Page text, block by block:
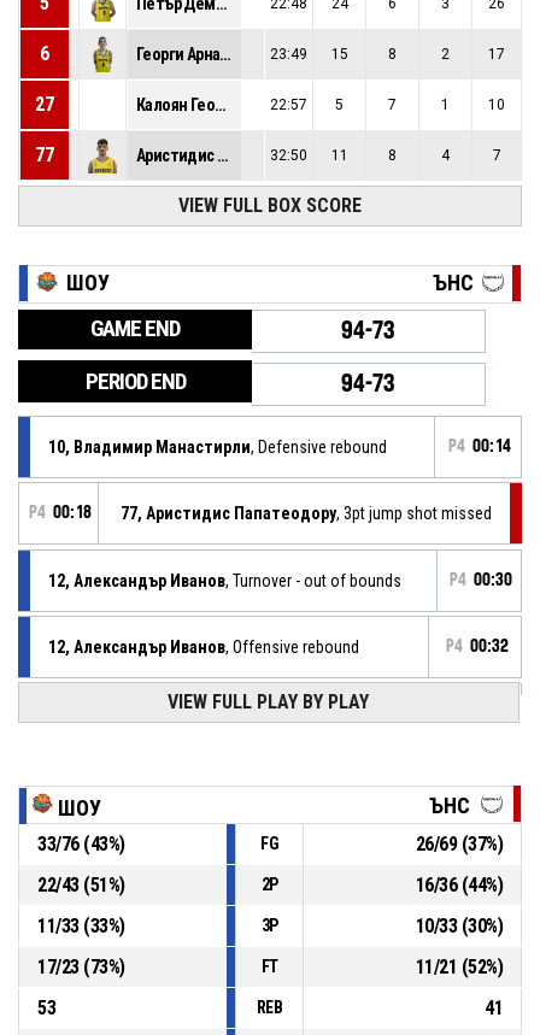
6 Георги Арнаудов 23:49 15 8 2 17
27 Калоян Георгиев 22:57 5 7 1 10
77 Аристидис Папатеодору 32:50 11 8 4 7
VIEW FULL BOX SCORE
ШОУ ЪНС
GAME END 94-73
PERIOD END 94-73
10, Владимир Манастирли, Defensive rebound P4 00:14
P4 00:18 77, Аристидис Папатеодору, 3pt jump shot missed
12, Александър Иванов, Turnover - out of bounds P4 00:30
12, Александър Иванов, Offensive rebound P4 00:32
35, Станислав Бънков, Free throw 2 of 2 missed
35, Станислав Бънков, Free throw 1 of 2 missed
35, Станислав Бънков , Foul on P4 00:32
P4 00:32 27, Калоян Георгиев , Personal foul
VIEW FULL PLAY BY PLAY
ШОУ ЪНС
33/76(43%) FG 26/69(37%)
22/43(51%) 2P 16/36(44%)
11/33(33%) 3P 10/33(30%)
17/23(73%) FT 11/21 (52%)
53
REB
41